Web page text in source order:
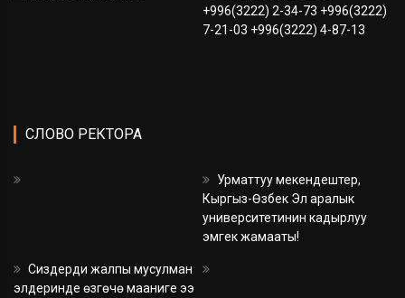
+996(3222) 2-34-73 +996(3222)
7-21-03 +996(3222) 4-87-13
СЛОВО РЕКТОРА
Урматтуу мекендештер,
Кыргыз-Өзбек Эл аралык
университетинин кадырлуу
эмгек жамааты!
Сиздерди жалпы мусулман
элдеринде өзгөчө мааниге ээ